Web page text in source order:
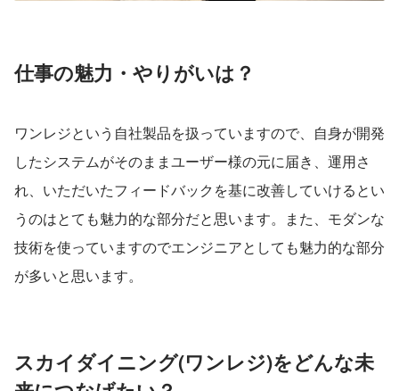
仕事の魅力・やりがいは？
ワンレジという自社製品を扱っていますので、自身が開発
したシステムがそのままユーザー様の元に届き、運用さ
れ、いただいたフィードバックを基に改善していけるとい
うのはとても魅力的な部分だと思います。また、モダンな
技術を使っていますのでエンジニアとしても魅力的な部分
が多いと思います。
スカイダイニング(ワンレジ)をどんな未